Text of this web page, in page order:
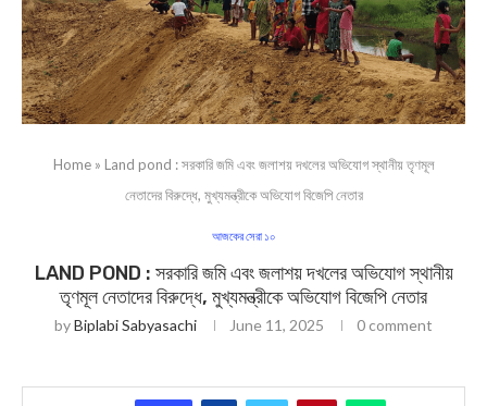
Home» Land pond : সরকারি জমি এবং জলাশয় দখলের অভিযোগ স্থানীয় তৃণমূল
নেতাদের বিরুদ্ধে, মুখ্যমন্ত্রীকে অভিযোগ বিজেপি নেতার
আজকের সেরা ১০
LAND POND : সরকারি জমি এবং জলাশয় দখলের অভিযোগ স্থানীয়
তৃণমূল নেতাদের বিরুদ্ধে, মুখ্যমন্ত্রীকে অভিযোগ বিজেপি নেতার
byBiplabi Sabyasachi June 11, 2025 0 comment